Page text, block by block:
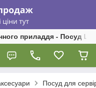
приладдя - Посуд
Посуд для